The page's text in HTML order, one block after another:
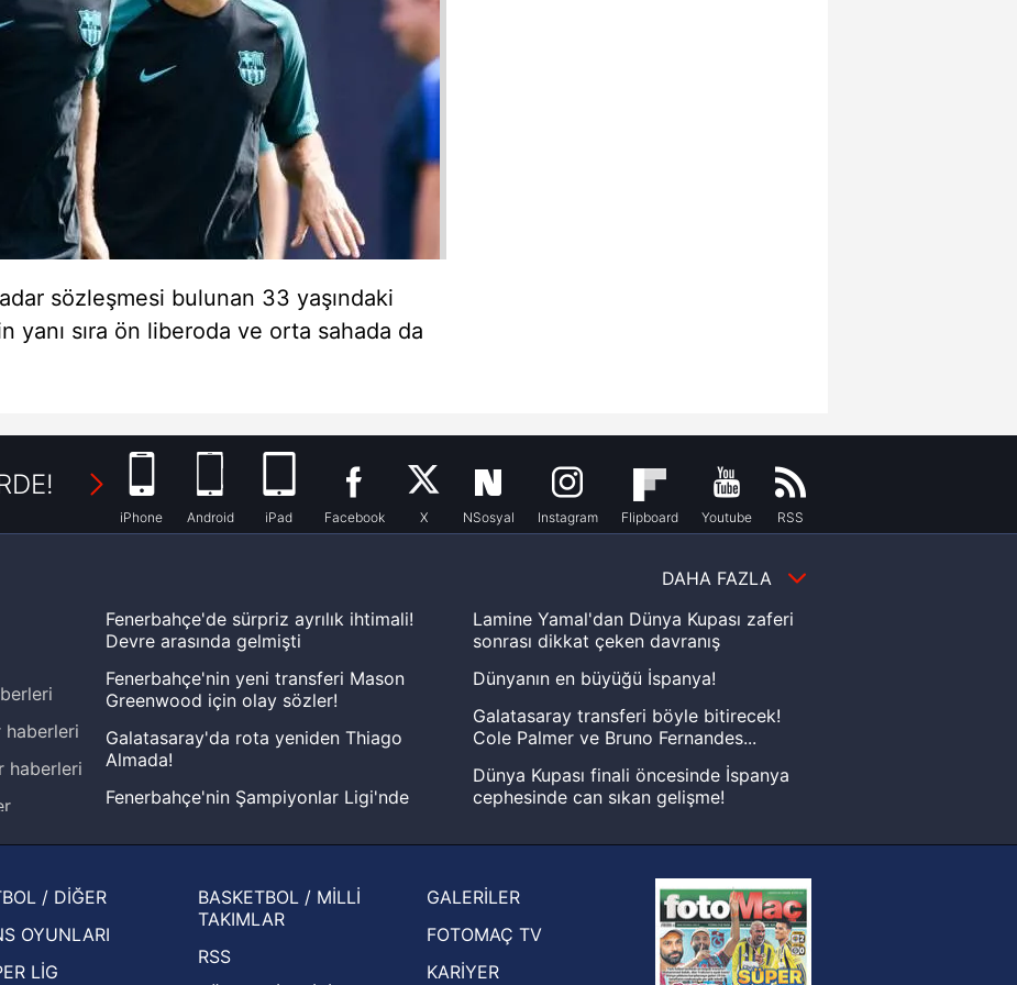
sözleşmesi bulunan 33 yaşındaki
yanı sıra ön liberoda ve orta sahada da
iPhone Android iPad Facebook X NSosyal Instagram Flipboard Youtube RSS
DAHA FAZLA
haberleri
haberleri
Fenerbahçe'de sürpriz ayrılık ihtimali!
Devre arasında gelmişti
Fenerbahçe'nin yeni transferi Mason
Greenwood için olay sözler!
Galatasaray'da rota yeniden Thiago
Almada!
Fenerbahçe'nin Şampiyonlar Ligi'nde
Zabrze'yi elerlerse...
basından gündem olan manşetler!
Beşiktaş'ın UEFA Avrupa Ligi'nde 3. Ön
Eleme Turu muhtemel rakipleri belli oldu!
Lamine Yamal'dan Dünya Kupası zaferi
sonrası dikkat çeken davranış
Dünyanın en büyüğü İspanya!
Galatasaray transferi böyle bitirecek!
Cole Palmer ve Bruno Fernandes...
Dünya Kupası finali öncesinde İspanya
cephesinde can sıkan gelişme!
Hernan Crespo, Meksika Ligi
ekiplerinden Atlas'ın yeni teknik direktörü
oldu
/ DİĞER
OYUNLARI
LİG
BASKETBOL / MİLLİ
TAKIMLAR
RSS
GALERİLER
FOTOMAÇ TV
KARİYER